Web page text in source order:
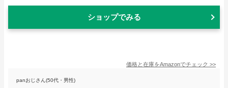
ショップでみる
価格と在庫をAmazonでチェック >>
panおじさん(50代・男性)